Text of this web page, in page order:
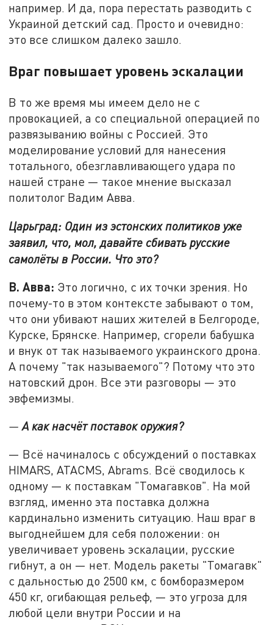
например. И да, пора перестать разводить с
Украиной детский сад. Просто и очевидно:
это все слишком далеко зашло.
Враг повышает уровень эскалации
В то же время мы имеем дело не с
провокацией, а со специальной операцией по
развязыванию войны с Россией. Это
моделирование условий для нанесения
тотального, обезглавливающего удара по
нашей стране — такое мнение высказал
политолог Вадим Авва.
Царьград: Один из эстонских политиков уже
заявил, что, мол, давайте сбивать русские
самолёты в России. Что это?
В. Авва: Это логично, с их точки зрения. Но
почему-то в этом контексте забывают о том,
что они убивают наших жителей в Белгороде,
Курске, Брянске. Например, сгорели бабушка
и внук от так называемого украинского дрона.
А почему "так называемого"? Потому что это
натовский дрон. Все эти разговоры — это
эвфемизмы.
—А как насчёт поставок оружия?
— Всё начиналось с обсуждений о поставках
HIMARS, ATACMS, Abrams. Всё сводилось к
одному — к поставкам "Томагавков". На мой
взгляд, именно эта поставка должна
кардинально изменить ситуацию. Наш враг в
выгоднейшем для себя положении: он
увеличивает уровень эскалации, русские
гибнут, а он — нет. Модель ракеты "Томагавк"
с дальностью до 2500 км, с бомборазмером
450 кг, огибающая рельеф, — это угроза для
любой цели внутри России и на